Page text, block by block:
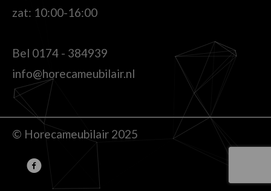
zat: 10:00-16:00
Bel 0174 - 384939
info@horecameubilair.nl
© Horecameubilair 2025